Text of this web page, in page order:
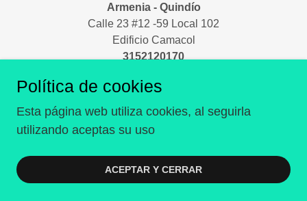
Armenia - Quindío
Calle 23 #12 -59 Local 102
Edificio Camacol
3152120170
Política de cookies
Esta página web utiliza cookies, al seguirla
utilizando aceptas su uso
ACEPTAR Y CERRAR